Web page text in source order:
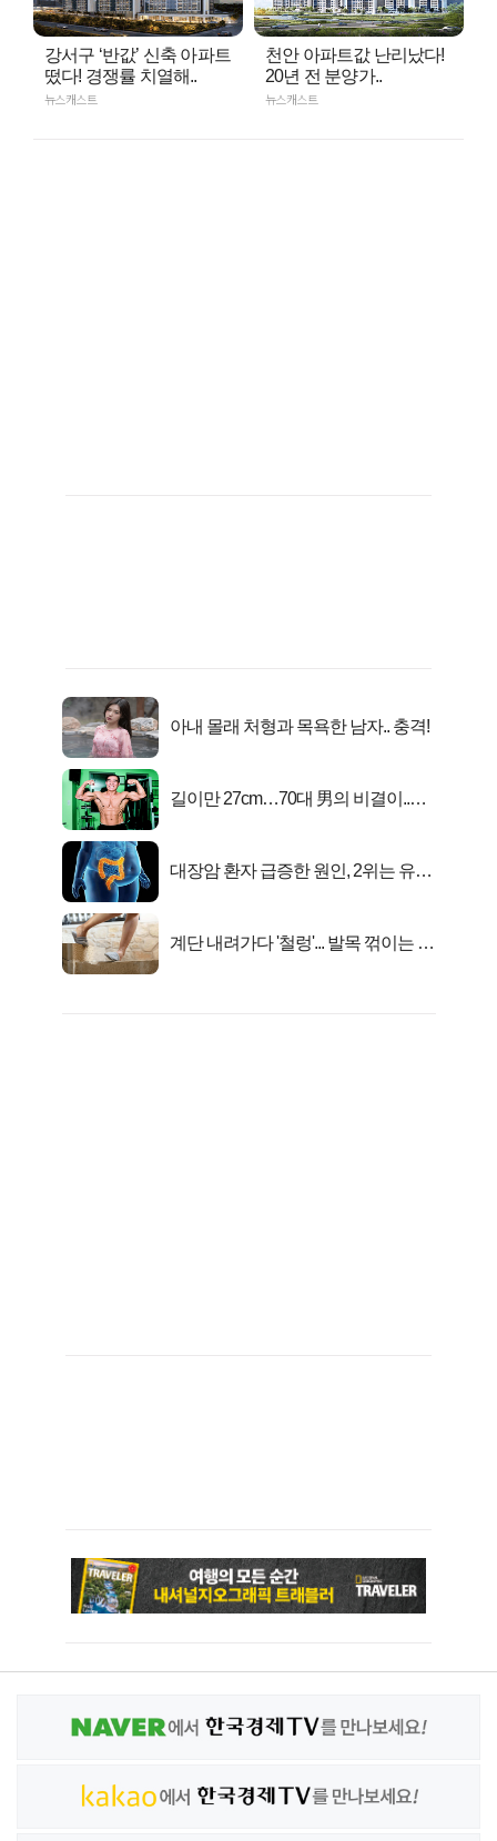
강서구 ‘반값’ 신축 아파트
떴다! 경쟁률 치열해..
뉴스캐스트
천안 아파트값 난리났다!
20년 전 분양가..
뉴스캐스트
아내 몰래 처형과 목욕한 남자.. 충격!
길이만 27cm…70대 男의 비결이..충
대장암 환자 급증한 원인, 2위는 유산
계단 내려가다 '철렁'... 발목 꺾이는 이